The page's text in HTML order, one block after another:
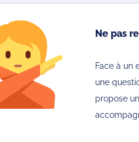
Ne pas
Face à un
une
propose